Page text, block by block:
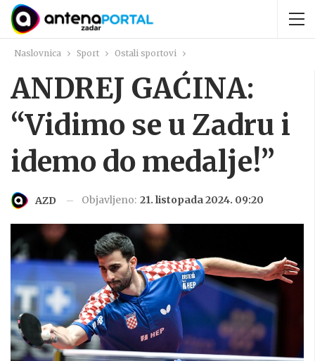
Naslovnica Sport Ostali sportovi
ANDREJ GAĆINA:
“Vidimo se u Zadru i
idemo do medalje!”
AZD Objavljeno: 21. listopada 2024. 09:20